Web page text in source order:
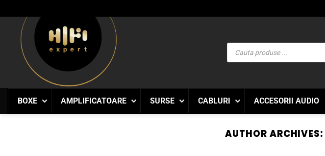
to
content
Products
search
BOXE AMPLIFICATOARE SURSE CABLURI ACCESORII AUDIO
AUTHOR ARCHIVES: